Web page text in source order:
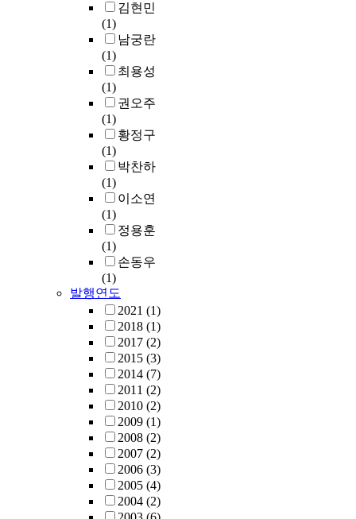
김현민
(1)
남궁란
(1)
최용성
(1)
권오주
(1)
황정구
(1)
박찬하
(1)
이소연
(1)
정용훈
(1)
손동우
(1)
발행연도
2021 (1)
2018 (1)
2017 (2)
2015 (3)
2014 (7)
2011 (2)
2010 (2)
2009 (1)
2008 (2)
2007 (2)
2006 (3)
2005 (4)
2004 (2)